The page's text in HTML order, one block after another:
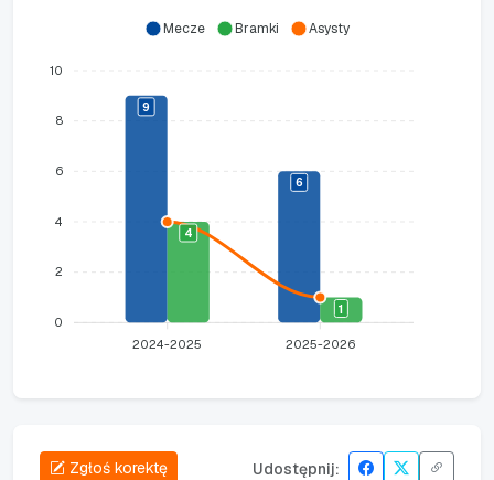
10
8
6
4
2
0
9
6
4
1
2024-2025 2025-2026
Mecze Bramki Asysty
Zgłoś korektę Udostępnij: